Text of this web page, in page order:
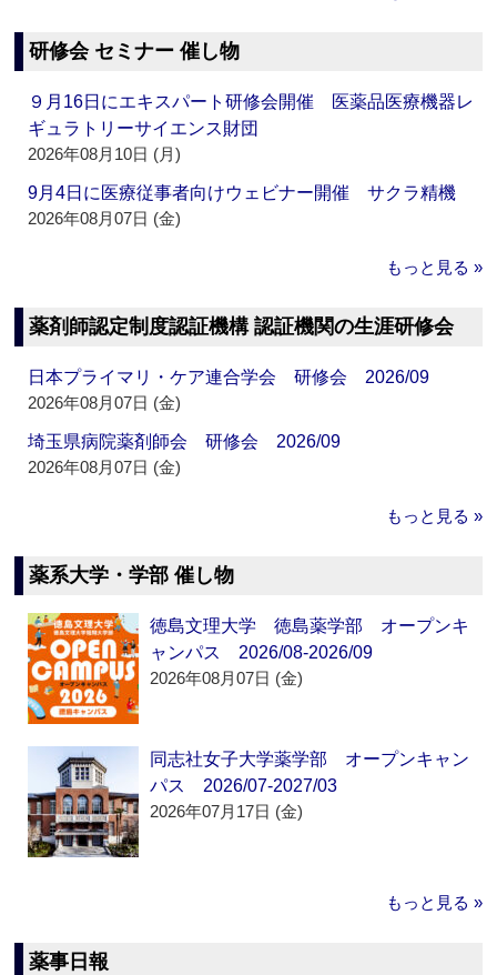
研修会 セミナー 催し物
９月16日にエキスパート研修会開催 医薬品医療機器レ
ギュラトリーサイエンス財団
2026年08月10日 (月)
9月4日に医療従事者向けウェビナー開催 サクラ精機
2026年08月07日 (金)
もっと見る »
薬剤師認定制度認証機構 認証機関の生涯研修会
日本プライマリ・ケア連合学会 研修会 2026/09
2026年08月07日 (金)
埼玉県病院薬剤師会 研修会 2026/09
2026年08月07日 (金)
もっと見る »
薬系大学・学部 催し物
徳島文理大学 徳島薬学部 オープンキ
ャンパス 2026/08-2026/09
2026年08月07日 (金)
同志社女子大学薬学部 オープンキャン
パス 2026/07-2027/03
2026年07月17日 (金)
もっと見る »
薬事日報